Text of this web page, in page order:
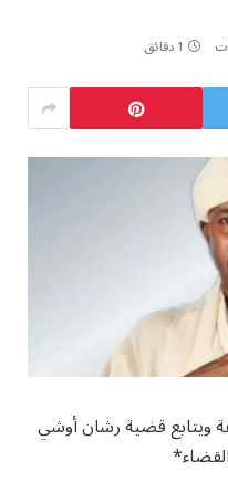
1 دقائق
ويتابع قضية رشان أوشي